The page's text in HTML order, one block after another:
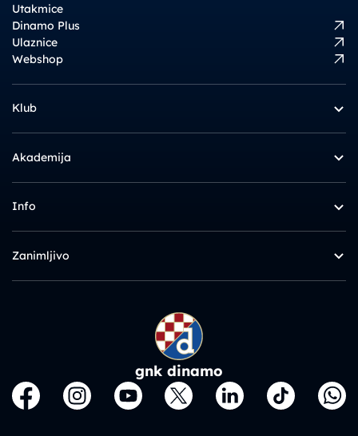
Utakmice
Dinamo Plus
Ulaznice
Webshop
Klub
Akademija
Info
Zanimljivo
gnk dinamo